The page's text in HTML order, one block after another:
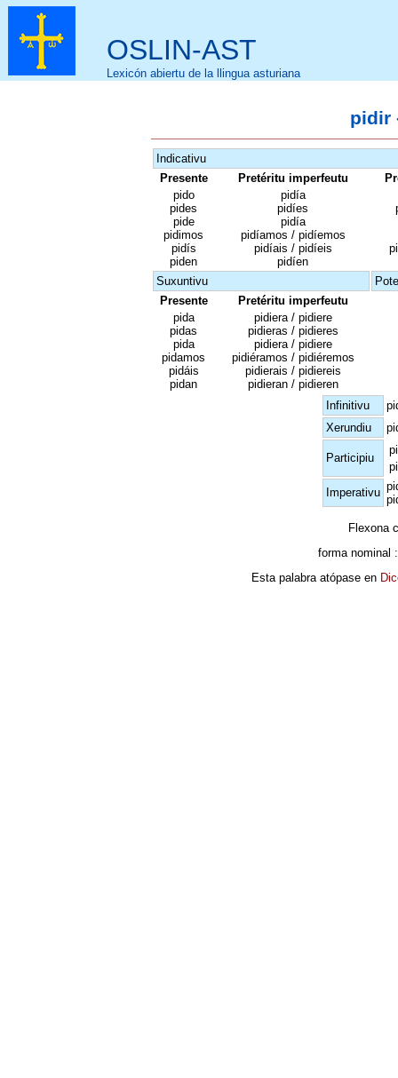
OSLIN-AST
Lexicón abiertu de la llingua asturiana
pidir
Indicativu
Presente
Pretéritu imperfeutu
pido
pides
pide
pidimos
pidís
piden
pidía
pidíes
pidía
pidíamos / pidíemos
pidíais / pidíeis
pidíen
Suxuntivu
Presente
Pretéritu imperfeutu
pida
pidas
pida
pidamos
pidáis
pidan
pidiera / pidiere
pidieras / pidieres
pidiera / pidiere
pidiéramos / pidiéremos
pidierais / pidiereis
pidieran / pidieren
Infinitivu
Xerundiu
Participiu
Imperativu
Flexona
forma nominal
Esta palabra atópase en